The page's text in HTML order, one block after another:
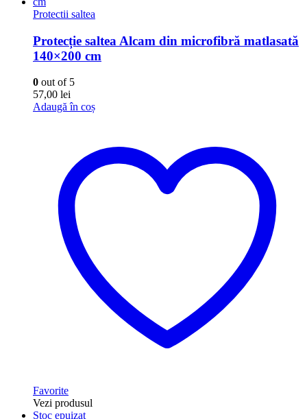
Protectii saltea
Protecție saltea Alcam din microfibră matlasată
140×200 cm
0 out of 5
57,00 lei
Adaugă în coș
Favorite
Vezi produsul
Stoc epuizat